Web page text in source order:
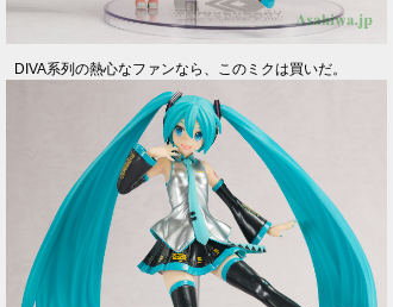
DIVA系列の熱心なファンなら、このミクは買いだ。